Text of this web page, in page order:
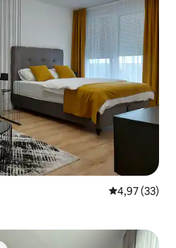
Évaluation
4,97 (33)